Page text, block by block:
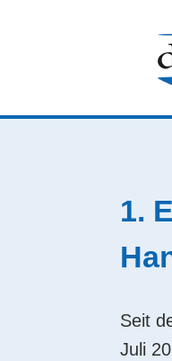
1.
Seit
Juli